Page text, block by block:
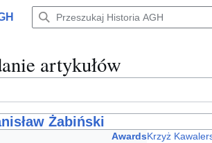
artykułów
Żabiński
AwardsKrzyż